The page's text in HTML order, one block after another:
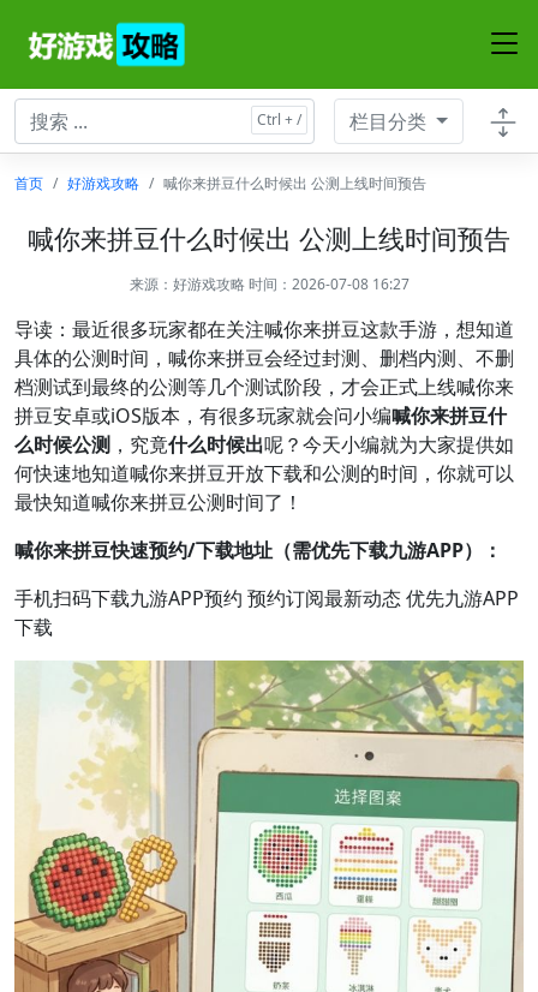
栏目分类
首页 好游戏攻略 喊你来拼豆什么时候出 公测上线时间预告
喊你来拼豆什么时候出 公测上线时间预告
来源： 好游戏攻略时间：2026-07-08 16:27
导读：最近很多玩家都在关注喊你来拼豆这款手游，想知道
具体的公测时间，喊你来拼豆会经过封测、删档内测、不删
档测试到最终的公测等几个测试阶段，才会正式上线喊你来
拼豆安卓或iOS版本，有很多玩家就会问小编喊你来拼豆什
么时候公测 ，究竟什么时候出呢？今天小编就为大家提供如
何快速地知道喊你来拼豆开放下载和公测的时间，你就可以
最快知道喊你来拼豆公测时间了！
喊你来拼豆快速预约/下载地址（需优先下载九游APP）：
手机扫码下载九游APP预约 预约订阅最新动态 优先九游APP
下载